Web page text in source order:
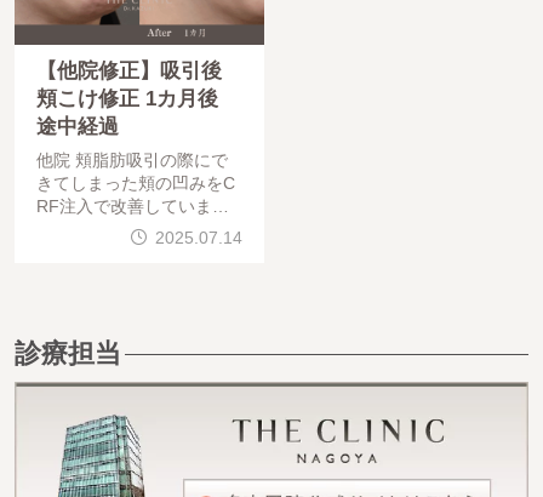
【他院修正】吸引後
頬こけ修正 1カ月後
途中経過
他院 頬脂肪吸引の際にで
きてしまった頬の凹みをC
RF注入で改善しています
。凹み・癒着が強く、複数
2025.07.14
診療担当